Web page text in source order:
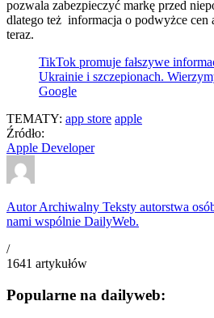
pozwala zabezpieczyć markę przed
dlatego też informacja o podwyżce cen
teraz.
TikTok promuje fałszywe
Ukrainie i szczepionach.
Google
TEMATY: app store apple
Źródło:
Apple Developer
Autor Archiwalny Teksty autorstwa
nami wspólnie DailyWeb.
/
1641 artykułów
Popularne na dailyweb: